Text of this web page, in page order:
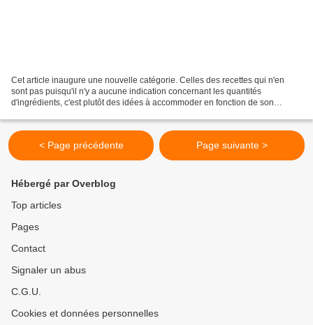
Cet article inaugure une nouvelle catégorie. Celles des recettes qui n'en
sont pas puisqu'il n'y a aucune indication concernant les quantités
d'ingrédients, c'est plutôt des idées à accommoder en fonction de son
< Page précédente Page suivante >
Hébergé par Overblog
Top articles
Pages
Contact
Signaler un abus
C.G.U.
Cookies et données personnelles